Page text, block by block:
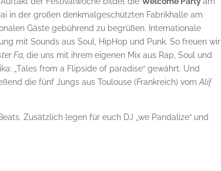
in der großen denkmalgeschützten Fabrikhalle am
Gäste gebührend zu begrüßen. Internationale
mit Sounds aus Soul, HipHop und Punk. So freuen wir
Fa,die uns mit ihrem eigenen Mix aus Rap, Soul und
„Tales from a Flipside of paradise“ gewährt. Und
die fünf Jungs aus Toulouse (Frankreich) vomAlif
Zusätzlich legen für euch DJ „we Pandalize“ und